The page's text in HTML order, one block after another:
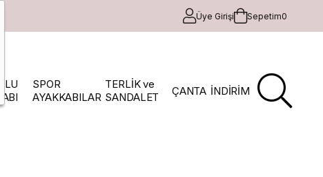
Üye Girişi Sepetim0
SPOR
AYAKKABILAR
TERLİK ve
SANDALET
ÇANTA İNDİRİM